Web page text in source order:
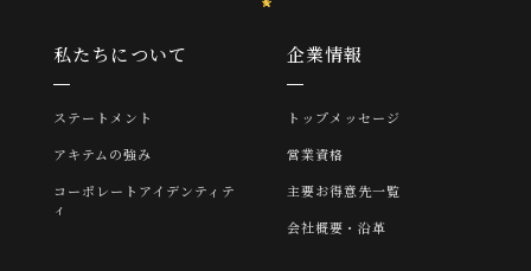
私たちについて
ステートメント
アキテムの強み
コーポレートアイデンティテ
ィ
企業情報
トップメッセージ
営業資格
主要お得意先一覧
会社概要・沿革